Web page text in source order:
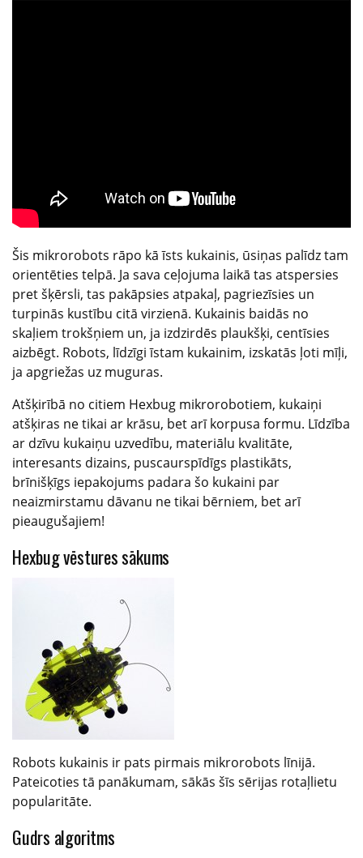
Šis mikrorobots rāpo kā īsts kukainis, ūsiņas palīdz tam
orientēties telpā. Ja sava ceļojuma laikā tas atspersies
pret šķērsli, tas pakāpsies atpakaļ, pagriezīsies un
turpinās kustību citā virzienā. Kukainis baidās no
skaļiem trokšņiem un, ja izdzirdēs plaukšķi, centīsies
aizbēgt. Robots, līdzīgi īstam kukainim, izskatās ļoti mīļi,
ja apgriežas uz muguras.
Atšķirībā no citiem Hexbug mikrorobotiem, kukaiņi
atšķiras ne tikai ar krāsu, bet arī korpusa formu. Līdzība
ar dzīvu kukaiņu uzvedību, materiālu kvalitāte,
interesants dizains, puscaurspīdīgs plastikāts,
brīnišķīgs iepakojums padara šo kukaini par
neaizmirstamu dāvanu ne tikai bērniem, bet arī
pieaugušajiem!
Hexbug vēstures sākums
Robots kukainis ir pats pirmais mikrorobots līnijā.
Pateicoties tā panākumam, sākās šīs sērijas rotaļlietu
popularitāte.
Gudrs algoritms